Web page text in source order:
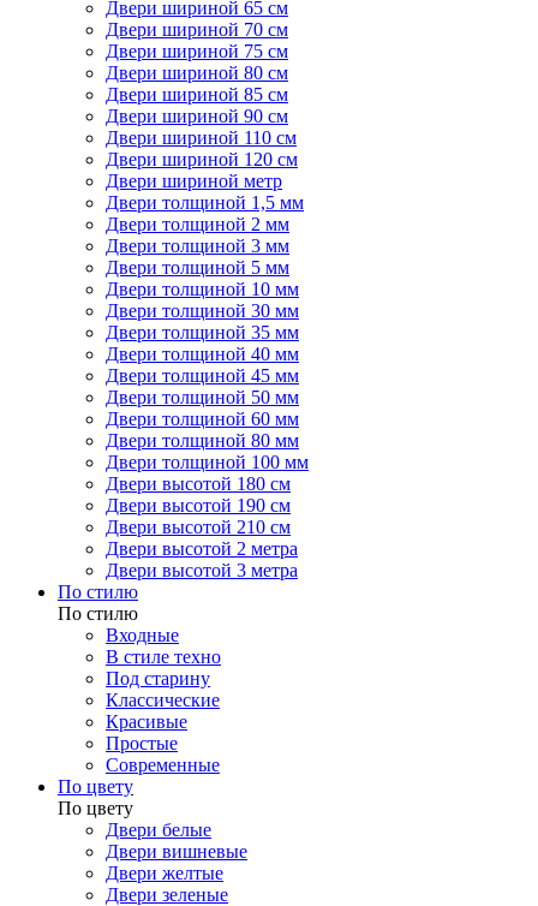
Двери шириной 65 см
Двери шириной 70 см
Двери шириной 75 см
Двери шириной 80 см
Двери шириной 85 см
Двери шириной 90 см
Двери шириной 110 см
Двери шириной 120 см
Двери шириной метр
Двери толщиной 1,5 мм
Двери толщиной 2 мм
Двери толщиной 3 мм
Двери толщиной 5 мм
Двери толщиной 10 мм
Двери толщиной 30 мм
Двери толщиной 35 мм
Двери толщиной 40 мм
Двери толщиной 45 мм
Двери толщиной 50 мм
Двери толщиной 60 мм
Двери толщиной 80 мм
Двери толщиной 100 мм
Двери высотой 180 см
Двери высотой 190 см
Двери высотой 210 см
Двери высотой 2 метра
Двери высотой 3 метра
По стилю
По стилю
Входные
В стиле техно
Под старину
Классические
Красивые
Простые
Современные
По цвету
По цвету
Двери белые
Двери вишневые
Двери желтые
Двери зеленые